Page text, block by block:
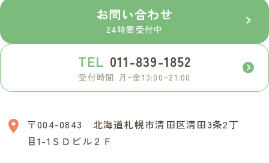
お問い合わせ
24時間受付中
TEL 011-839-1852
受付時間 月ｰ金13:00~21:00
〒004-0843 北海道札幌市清田区清田3条2丁
目1-1ＳＤビル２Ｆ